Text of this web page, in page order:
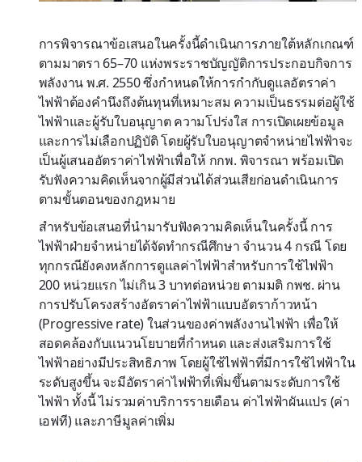
การพิจารณาข้อเสนอในครั้งนี้ดำเนินการภายใต้หลักเกณฑ์
ตามมาตรา 65–70 แห่งพระราชบัญญัติการประกอบกิจการ
พลังงาน พ.ศ. 2550 ซึ่งกำหนดให้การกำกับดูแลอัตราค่า
ไฟฟ้าต้องคำนึงถึงต้นทุนที่เหมาะสม ความเป็นธรรมต่อผู้ใช้
ไฟฟ้าและผู้รับใบอนุญาต ความโปร่งใส การเปิดเผยข้อมูล
และการไม่เลือกปฏิบัติ โดยผู้รับใบอนุญาตจำหน่ายไฟฟ้าจะ
เป็นผู้เสนออัตราค่าไฟฟ้าเพื่อให้ กกพ. พิจารณา พร้อมเปิด
รับฟังความคิดเห็นจากผู้มีส่วนได้ส่วนเสียก่อนดำเนินการ
ตามขั้นตอนของกฎหมาย
สำหรับข้อเสนอที่นำมารับฟังความคิดเห็นในครั้งนี้ การ
ไฟฟ้าฝ่ายจำหน่ายได้จัดทำกรณีศึกษา จำนวน 4 กรณี โดย
ทุกกรณียังคงหลักการดูแลค่าไฟฟ้าสำหรับการใช้ไฟฟ้า
200 หน่วยแรก ไม่เกิน 3 บาทต่อหน่วย ตามมติ กพช. ผ่าน
การปรับโครงสร้างอัตราค่าไฟฟ้าแบบอัตราก้าวหน้า
(Progressive rate) ในส่วนของค่าพลังงานไฟฟ้า เพื่อให้
สอดคล้องกับแนวนโยบายที่กำหนด และส่งเสริมการใช้
ไฟฟ้าอย่างมีประสิทธิภาพ โดยผู้ใช้ไฟฟ้าที่มีการใช้ไฟฟ้าใน
ระดับสูงขึ้น จะมีอัตราค่าไฟฟ้าที่เพิ่มขึ้นตามระดับการใช้
ไฟฟ้า ทั้งนี้ ไม่รวมค่าบริการรายเดือน ค่าไฟฟ้าผันแปร (ค่า
เอฟที) และภาษีมูลค่าเพิ่ม